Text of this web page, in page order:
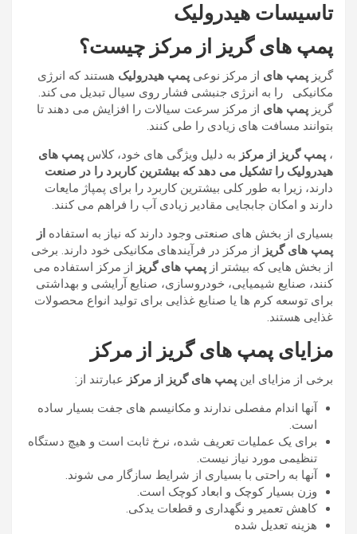
تاسیسات هیدرولیک
پمپ های گریز از مرکز چیست؟
گریز پمپ های از مرکز نوعی پمپ هیدرولیک هستند که انرژی
مکانیکی
را به انرژی جنبشی فشار روی سیال تبدیل می کند.
گریز پمپ های از مرکز سرعت سیالات را افزایش می دهند تا
بتوانند مسافت های زیادی را طی کنند.
، پمپ گریز از مرکز به دلیل ویژگی های خود، کلاس پمپ های
هیدرولیک را تشکیل می دهد که بیشترین کاربرد را در صنعت
دارند، زیرا به طور کلی بیشترین کاربرد را برای پمپاژ مایعات
دارند و امکان جابجایی مقادیر زیادی آب را فراهم می کنند.
بسیاری از بخش های صنعتی وجود دارند که نیاز به استفاده از
پمپ های گریز از مرکز در فرآیندهای مکانیکی خود دارند. برخی
از بخش هایی که بیشتر از پمپ های گریز از مرکز استفاده می
کنند، صنایع شیمیایی، خودروسازی، صنایع آرایشی و بهداشتی
برای توسعه کرم ها یا صنایع غذایی برای تولید انواع محصولات
غذایی هستند.
مزایای پمپ های گریز از مرکز
برخی از مزایای این پمپ های گریز از مرکز عبارتند از:
آنها اندام مفصلی ندارند و مکانیسم های جفت بسیار ساده
است.
برای یک عملیات تعریف شده، نرخ ثابت است و هیچ دستگاه
تنظیمی مورد نیاز نیست.
آنها به راحتی با بسیاری از شرایط سازگار می شوند.
وزن بسیار کوچک و ابعاد کوچک است.
کاهش تعمیر و نگهداری و قطعات یدکی.
هزینه تعدیل شده